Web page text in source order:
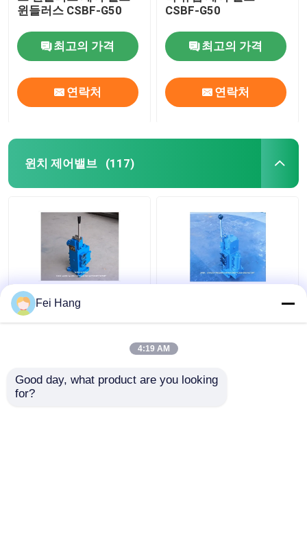
윈들러스 CSBF-G50
최고의 가격
연락처
CSBF-G50
최고의 가격
연락처
윈치 제어밸브 (117)
35sfre-Mo20-H3 윈치
제어 밸브 배 윈치 제어
Fei Hang
4:19 AM
Good day, what product are you looking
for?